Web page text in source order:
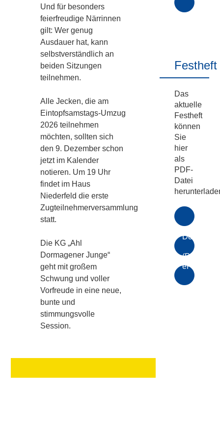
Und für besonders
feierfreudige Närrinnen
gilt: Wer genug
Ausdauer hat, kann
selbstverständlich an
beiden Sitzungen
teilnehmen.
Alle Jecken, die am
Eintopfsamstags-Umzug
2026 teilnehmen
möchten, sollten sich
den 9. Dezember schon
jetzt im Kalender
notieren. Um 19 Uhr
findet im Haus
Niederfeld die erste
Zugteilnehmerversammlung
statt.
Die KG „Ahl
Dormagener Junge“
geht mit großem
Schwung und voller
Vorfreude in eine neue,
bunte und
stimmungsvolle
Session.
Festheft
Das
aktuelle
Festheft
können
Sie
hier
als
PDF-
Datei
Download
(PDF)
ePaper